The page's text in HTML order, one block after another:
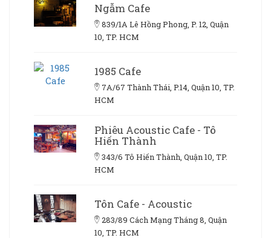
Ngẫm Cafe
839/1A Lê Hồng Phong, P. 12, Quận
10, TP. HCM
1985 Cafe
7A/67 Thành Thái, P.14, Quận 10, TP.
HCM
Phiêu Acoustic Cafe - Tô
Hiến Thành
343/6 Tô Hiến Thành, Quận 10, TP.
HCM
Tôn Cafe - Acoustic
283/89 Cách Mạng Tháng 8, Quận
10, TP. HCM